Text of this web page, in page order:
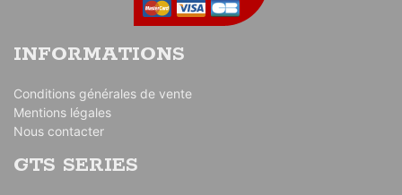
INFORMATIONS
Conditions générales de vente
Mentions légales
Nous contacter
GTS SERIES